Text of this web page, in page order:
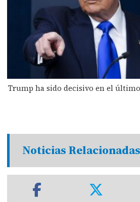
Trump ha sido decisivo en el
Noticias Relacionadas